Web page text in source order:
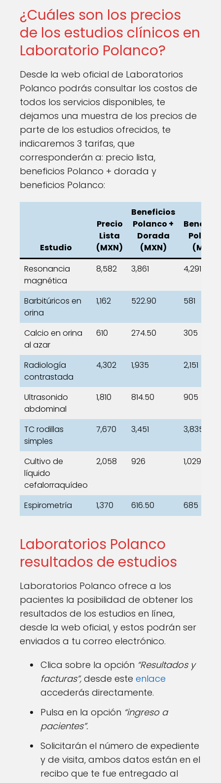
¿Cuáles son los precios
de los estudios clínicos en
Laboratorio Polanco?
Desde la web oficial de Laboratorios
Polanco podrás consultar los costos de
todos los servicios disponibles, te
dejamos una muestra de los precios de
parte de los estudios ofrecidos, te
indicaremos 3 tarifas, que
corresponderán a: precio lista,
beneficios Polanco + dorada y
beneficios Polanco:
Estudio
Precio
Lista
(MXN)
Beneficios
Polanco +
Dorada
(MXN)
(MXN)
Resonancia
magnética
8,582 3,861 4,291
Barbitúricos en
orina
1,162 522.90 581
Calcio en orina
al azar
610 274.50 305
Radiología
contrastada
4,302 1,935 2,151
Ultrasonido
abdominal
1,810 814.50 905
TC rodillas
simples
7,670 3,451 3,835
Cultivo de
líquido
cefalorraquídeo
2,058 926 1,029
Espirometría 1,370 616.50 685
Laboratorios Polanco
resultados de estudios
Laboratorios Polanco ofrece a los
pacientes la posibilidad de obtener los
resultados de los estudios en línea,
desde la web oficial, y estos podrán ser
enviados a tu correo electrónico.
Clica sobre la opción “Resultados y
facturas”, desde este enlace
accederás directamente.
Pulsa en la opción “ingreso a
pacientes”.
Solicitarán el número de expediente
y de visita, ambos datos están en el
recibo que te fue entregado al